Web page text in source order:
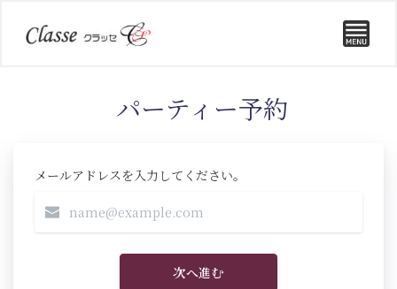
パーティー予約
メールアドレスを入力してください。
次へ進む